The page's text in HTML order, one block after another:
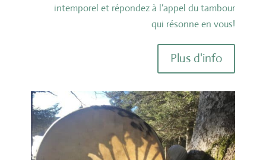
intemporel et répondez à l’appel du tambour
qui résonne en vous!
Plus d'info